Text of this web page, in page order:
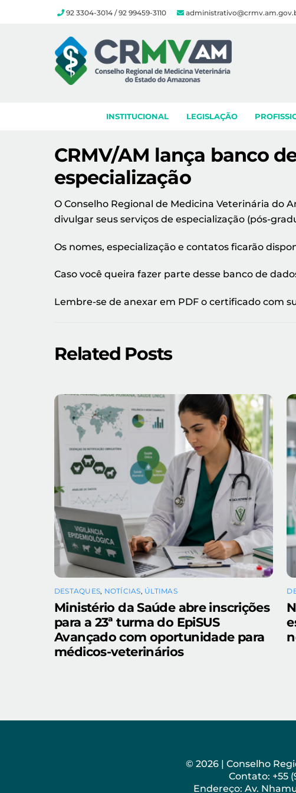
92 3304-3014 / 92 99459-3110
INSTITUCIONAL LEGISLAÇÃO
CRMV/AM lança banco
especialização
O Conselho Regional de Medicina Veterinária do
divulgar seus serviços de especialização (pós-
Os nomes, especialização e contatos ficarão
Caso você queira fazer parte desse banco de
Lembre-se de anexar em PDF o certificado com
Related Posts
DESTAQUES, NOTÍCIAS, ÚLTIMAS
Ministério da Saúde abre inscrições
para a 23ª turma do EpiSUS
Avançado com oportunidade para
médicos-veterinários
© 2026 | Conselho
Contato: +55
Endereço: Av.